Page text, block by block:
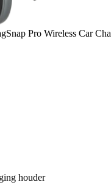
Pro Wireless Car
houder